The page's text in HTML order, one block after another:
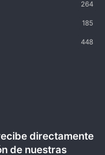
264
185
448
directamente
de nuestras